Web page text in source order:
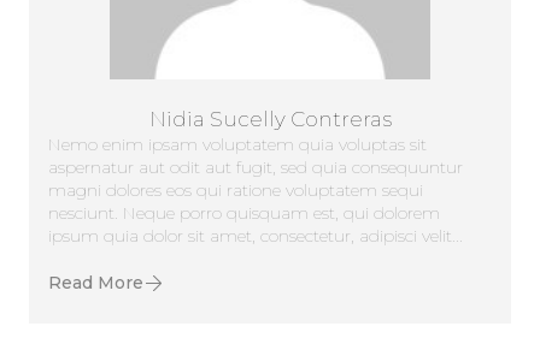
Nidia Sucelly Contreras
Nemo enim ipsam voluptatem quia voluptas sit
aspernatur aut odit aut fugit, sed quia consequuntur
magni dolores eos qui ratione voluptatem sequi
nesciunt. Neque porro quisquam est, qui dolorem
ipsum quia dolor sit amet, consectetur, adipisci velit...
Read More